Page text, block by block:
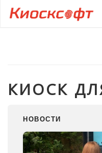
КИОСК
НОВОСТИ